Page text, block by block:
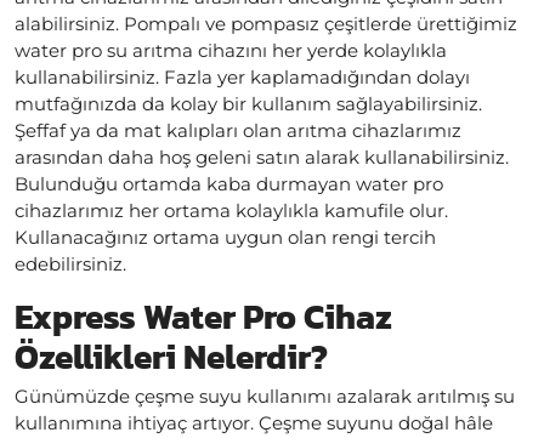
alabilirsiniz. Pompalı ve pompasız çeşitlerde ürettiğimiz
water pro su arıtma cihazını her yerde kolaylıkla
kullanabilirsiniz. Fazla yer kaplamadığından dolayı
mutfağınızda da kolay bir kullanım sağlayabilirsiniz.
Şeffaf ya da mat kalıpları olan arıtma cihazlarımız
arasından daha hoş geleni satın alarak kullanabilirsiniz.
Bulunduğu ortamda kaba durmayan water pro
cihazlarımız her ortama kolaylıkla kamufile olur.
Kullanacağınız ortama uygun olan rengi tercih
edebilirsiniz.
Express Water Pro Cihaz
Özellikleri Nelerdir?
Günümüzde çeşme suyu kullanımı azalarak arıtılmış su
kullanımına ihtiyaç artıyor. Çeşme suyunu doğal hâle